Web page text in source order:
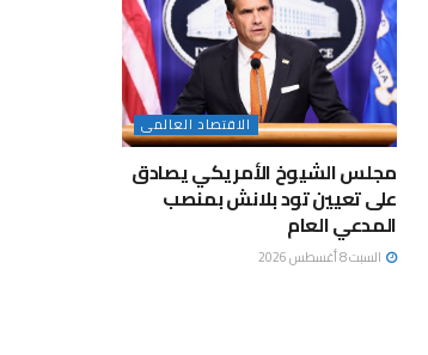
الاقتصاد العالمى
مجلس الشيوخ الأمريكي يصادق
على تعيين تود بلانش بمنصب
المدعي العام
السبت 8 أغسطس 2026